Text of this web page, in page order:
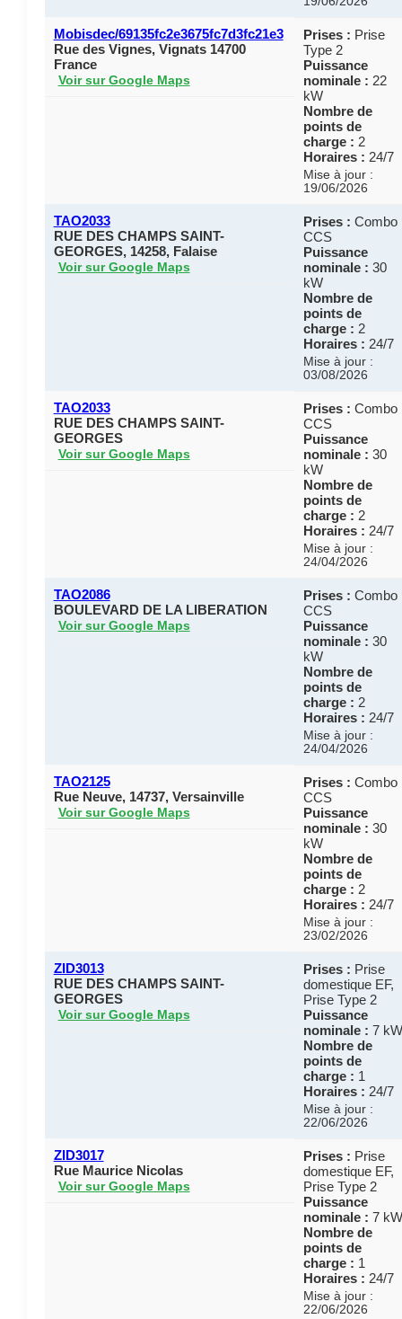
Mobisdec/69135fc2e3675fc7d3fc21e3
Rue des Vignes, Vignats 14700
France
Voir sur Google Maps
Prises : Prise
Type 2
Puissance
nominale : 22
kW
Nombre de
points de
charge : 2
Horaires : 24/7
Mise à jour :
19/06/2026
TAO2033
RUE DES CHAMPS SAINT-
GEORGES, 14258, Falaise
Voir sur Google Maps
Prises : Combo
CCS
Puissance
nominale : 30
kW
Nombre de
points de
charge : 2
Horaires : 24/7
Mise à jour :
03/08/2026
TAO2033
RUE DES CHAMPS SAINT-
GEORGES
Voir sur Google Maps
Prises : Combo
CCS
Puissance
nominale : 30
kW
Nombre de
points de
charge : 2
Horaires : 24/7
Mise à jour :
24/04/2026
TAO2086
BOULEVARD DE LA LIBERATION
Voir sur Google Maps
Prises : Combo
CCS
Puissance
nominale : 30
kW
Nombre de
points de
charge : 2
Horaires : 24/7
Mise à jour :
24/04/2026
TAO2125
Rue Neuve, 14737, Versainville
Voir sur Google Maps
Prises : Combo
CCS
Puissance
nominale : 30
kW
Nombre de
points de
charge : 2
Horaires : 24/7
Mise à jour :
23/02/2026
ZID3013
RUE DES CHAMPS SAINT-
GEORGES
Voir sur Google Maps
Prises : Prise
domestique EF,
Prise Type 2
Puissance
nominale : 7 kW
Nombre de
points de
charge : 1
Horaires : 24/7
Mise à jour :
22/06/2026
ZID3017
Rue Maurice Nicolas
Voir sur Google Maps
Prises : Prise
domestique EF,
Prise Type 2
Puissance
nominale : 7 kW
Nombre de
points de
charge : 1
Horaires : 24/7
Mise à jour :
22/06/2026